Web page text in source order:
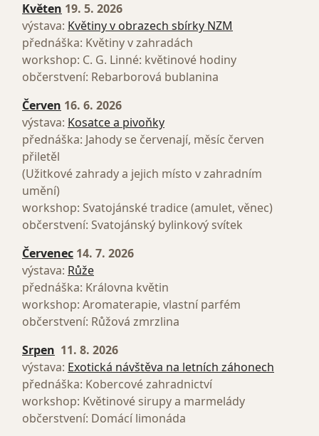
Květen 19. 5. 2026
výstava: Květiny v obrazech sbírky NZM
přednáška: Květiny v zahradách
workshop: C. G. Linné: květinové hodiny
občerstvení: Rebarborová bublanina
Červen 16. 6. 2026
výstava: Kosatce a pivoňky
přednáška: Jahody se červenají, měsíc červen
přiletěl
(Užitkové zahrady a jejich místo v zahradním
umění)
workshop: Svatojánské tradice (amulet, věnec)
občerstvení: Svatojánský bylinkový svítek
Červenec 14. 7. 2026
výstava: Růže
přednáška: Královna květin
workshop: Aromaterapie, vlastní parfém
občerstvení: Růžová zmrzlina
Srpen 11. 8. 2026
výstava: Exotická návštěva na letních záhonech
přednáška: Kobercové zahradnictví
workshop: Květinové sirupy a marmelády
občerstvení: Domácí limonáda